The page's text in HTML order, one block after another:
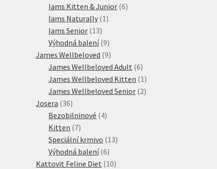
produkty
Iams Kitten & Junior 66
Iams Naturally 1 1
Iams Senior 1313
produktů
Výhodná balení 99
produktů
James Wellbeloved 99
produktů
James Wellbeloved Adult 66
produktů
James Wellbeloved Kitten 1 1
produkt
James Wellbeloved Senior 22
Josera 3636
produktů
Bezobilninové 44
Kitten 77
produktů
Speciální krmivo 1313
Výhodná balení 66
produktů
Kattovit Feline Diet 1010